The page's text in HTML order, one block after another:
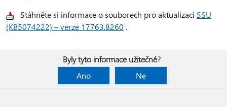
Stáhněte si informace o souborech pro aktualizaci SSU
(KB5074222) – verze 17763.8260 .
Byly tyto informace užitečné?
Ano
Ne